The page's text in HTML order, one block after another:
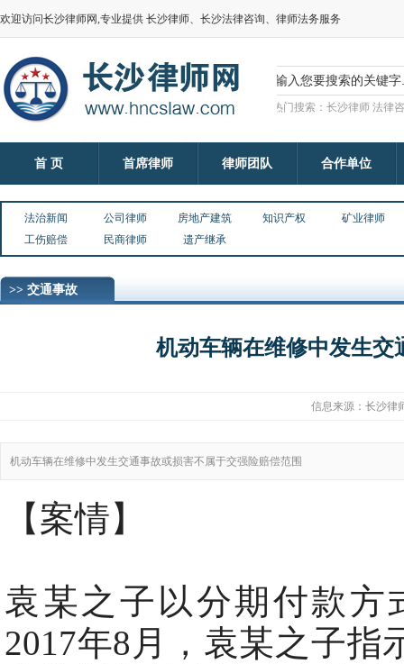
欢迎访问长沙律师网,专业提供 长沙律师、长沙法律咨询、律师法务服务
热门搜索：长沙律师 法律
首 页 首席律师 律师团队 合作单位
法治新闻 公司律师 房地产建筑 知识产权
矿业律师
工伤赔偿
民商律师 遗产继承
>> 交通事故
机动车辆在维修中发生
信息来源： 长沙律
机动车辆在维修中发生交通事故或损害不属于交强险赔偿范围
【案情】
袁某之子以分期付款方
2017年8月，袁某之子指